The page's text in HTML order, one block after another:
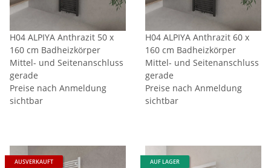
H04 ALPIYA Anthrazit 50 x
160 cm Badheizkörper
Mittel- und Seitenanschluss
gerade
Preise nach Anmeldung
sichtbar
H04 ALPIYA Anthrazit 60 x
160 cm Badheizkörper
Mittel- und Seitenanschluss
gerade
Preise nach Anmeldung
sichtbar
AUSVERKAUFT AUF LAGER